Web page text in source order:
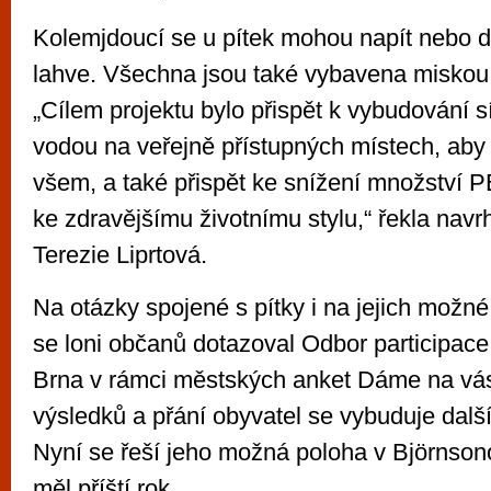
Kolemjdoucí se u pítek mohou napít nebo
lahve. Všechna jsou také vybavena
„Cílem projektu bylo přispět k vybudování
vodou na veřejně přístupných místech,
všem, a také přispět ke snížení množství
ke zdravějšímu životnímu stylu,“ řekla
Terezie Liprtová.
Na otázky spojené s pítky i na jejich
se loni občanů dotazoval Odbor
Brna v rámci městských anket Dáme na
výsledků a přání obyvatel se vybuduje
Nyní se řeší jeho možná poloha v